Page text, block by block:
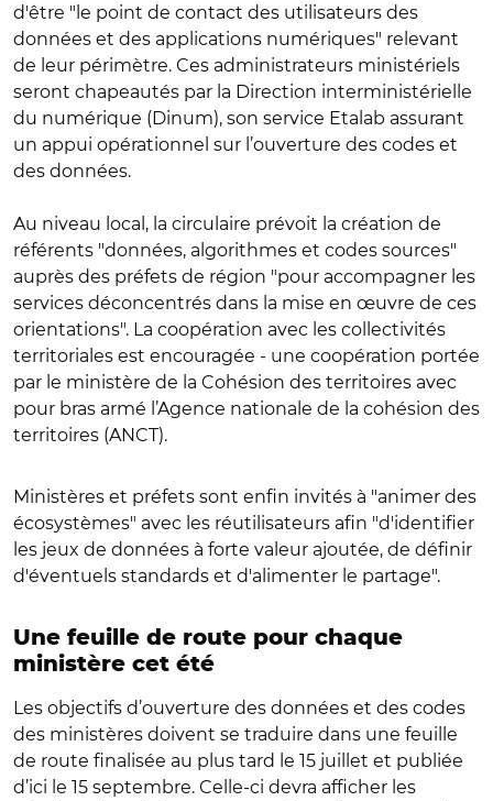
d'être "le point de contact des utilisateurs des
données et des applications numériques" relevant
de leur périmètre. Ces administrateurs ministériels
seront chapeautés par la Direction interministérielle
du numérique (Dinum), son service Etalab assurant
un appui opérationnel sur l’ouverture des codes et
des données.
Au niveau local, la circulaire prévoit la création de
référents "données, algorithmes et codes sources"
auprès des préfets de région "pour accompagner les
services déconcentrés dans la mise en œuvre de ces
orientations". La coopération avec les collectivités
territoriales est encouragée - une coopération portée
par le ministère de la Cohésion des territoires avec
pour bras armé l’Agence nationale de la cohésion des
territoires (ANCT).
Ministères et préfets sont enfin invités à "animer des
écosystèmes" avec les réutilisateurs afin "d'identifier
les jeux de données à forte valeur ajoutée, de définir
d'éventuels standards et d'alimenter le partage".
Une feuille de route pour chaque
ministère cet été
Les objectifs d’ouverture des données et des codes
des ministères doivent se traduire dans une feuille
de route finalisée au plus tard le 15 juillet et publiée
d’ici le 15 septembre. Celle-ci devra afficher les